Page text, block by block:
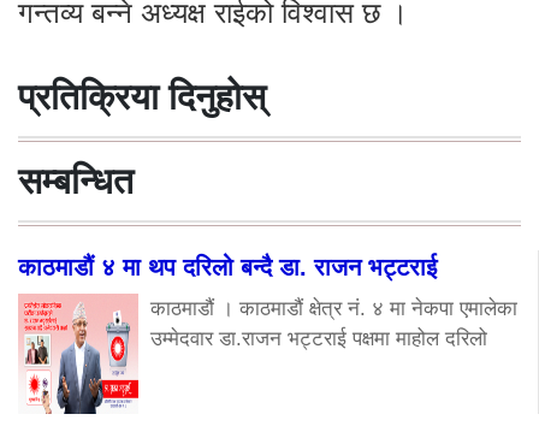
गन्तव्य बन्ने अध्यक्ष राईको विश्वास छ ।
प्रतिक्रिया दिनुहोस्
सम्बन्धित
काठमाडौं ४ मा थप दरिलो बन्दै डा. राजन भट्टराई
काठमाडौं । काठमाडौं क्षेत्र नं. ४ मा नेकपा एमालेका
उम्मेदवार डा.राजन भट्टराई पक्षमा माहोल दरिलो